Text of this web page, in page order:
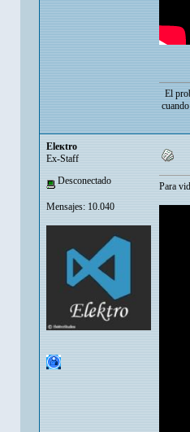
El
Eleкtro
Ex-Staff
Desconectado
Mensajes: 10.040
Para